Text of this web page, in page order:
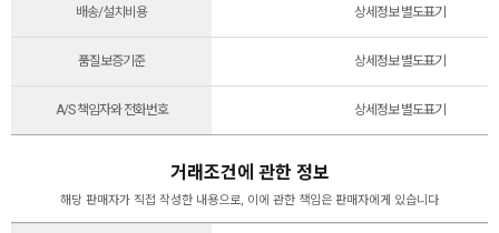
배송/설치비용 상세정보 별도표기
품질보증기준 상세정보 별도표기
A/S 책임자와 전화번호 상세정보 별도표기
거래조건에 관한 정보
해당 판매자가 직접 작성한 내용으로, 이에 관한 책임은 판매자에게 있습니다